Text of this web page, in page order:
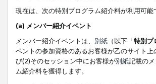
現在は、次の特別プログラム紹介料が利用可能
(a) メンバー紹介イベント
メンバー紹介イベントは、 別紙 （以下「特別プ
ベントの参加資格のあるお客様が乙のサイト
び(2)そのセッション中にお客様が別紙記載の
ム紹介料を獲得します。